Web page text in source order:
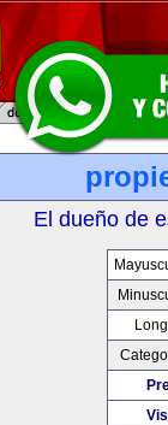
El dueño de